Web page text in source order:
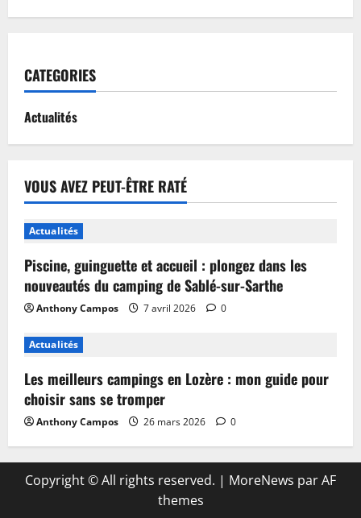
CATEGORIES
Actualités
VOUS AVEZ PEUT-ÊTRE RATÉ
Actualités
Piscine, guinguette et accueil : plongez dans les
nouveautés du camping de Sablé-sur-Sarthe
Anthony Campos 7 avril 2026 0
Actualités
Les meilleurs campings en Lozère : mon guide pour
choisir sans se tromper
Anthony Campos 26 mars 2026 0
Copyright © All rights reserved. | MoreNews par AF
themes